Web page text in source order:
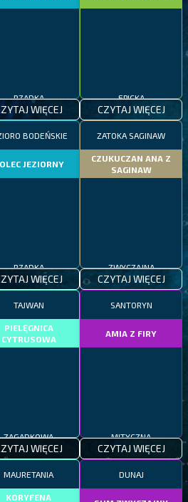
RZADKA
WIĘCEJ
EPICKA
CZYTAJ WIĘCEJ
BODEŃSKIE
JEZIORNY
RZADKA
WIĘCEJ
ZATOKA SAGINAW
CZUKUCZAN ANA Z
SAGINAW
ZWYCZAJNA
CZYTAJ WIĘCEJ
TAJWAN
PIELĘGNICA
CYTRUSOWA
ZAGADKOWA
WIĘCEJ
SANTORYN
AMIA Z FIRY
MITYCZNA
CZYTAJ WIĘCEJ
MAURETANIA
KORYFENA
DUNAJ